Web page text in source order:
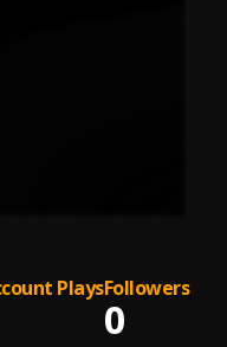
PlaysFollowers
0